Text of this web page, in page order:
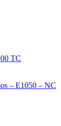
TC
– E1050 – NC